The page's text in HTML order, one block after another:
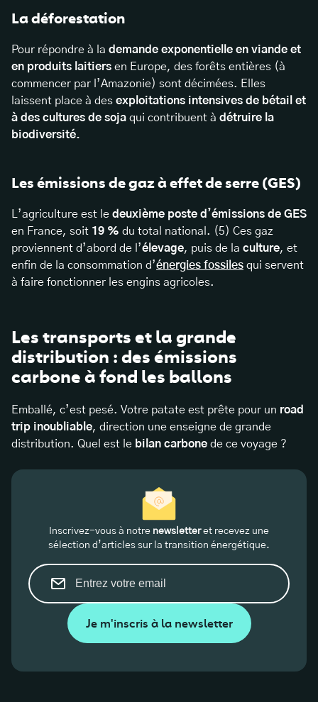
La déforestation
Pour répondre à la demande exponentielle en viande et
en produits laitiers en Europe, des forêts entières (à
commencer par l’Amazonie) sont décimées. Elles
laissent place à des exploitations intensives de bétail et
à des cultures de soja qui contribuent à détruire la
biodiversité.
Les émissions de gaz à effet de serre (GES)
L’agriculture est le deuxième poste d’émissions de GES
en France, soit 19 % du total national. (5) Ces gaz
proviennent d’abord de l’élevage, puis de la culture, et
enfin de la consommation d’énergies fossiles qui servent
à faire fonctionner les engins agricoles.
Les transports et la grande
distribution : des émissions
carbone à fond les ballons
Emballé, c’est pesé. Votre patate est prête pour un road
trip inoubliable, direction une enseigne de grande
distribution. Quel est le bilan carbone de ce voyage ?
Inscrivez-vous à notre newsletteret recevez une
sélection d’articles sur la transition énergétique.
Je m'inscris à la newsletter